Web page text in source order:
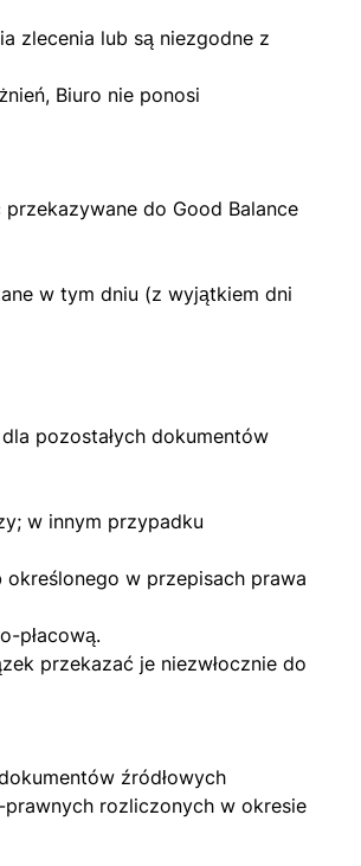
zlecenia lub są niezgodne z
Biuro nie ponosi
do Good Balance
w tym dniu (z wyjątkiem dni
pozostałych dokumentów
w innym przypadku
w przepisach prawa
płacową.
przekazać je niezwłocznie do
źródłowych
rozliczonych w okresie